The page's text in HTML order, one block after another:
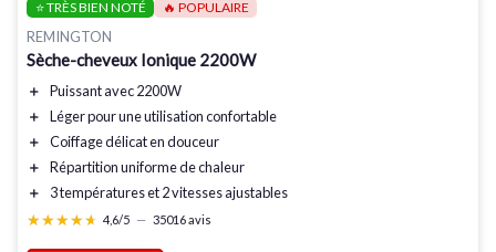
⭐ TRÈS BIEN NOTÉ 🔥 POPULAIRE
REMINGTON
Sèche-cheveux Ionique 2200W
＋ Puissantavec 2200W
＋
Légerpour une utilisation confortable
＋
Coiffage délicaten douceur
＋
Répartition uniformede chaleur
＋
3 températureset2 vitessesajustables
★★★★★
★★★★★ 4,6/5 — 35016 avis